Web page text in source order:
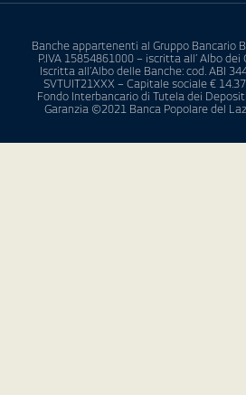
Banche appartenenti al Gruppo Bancario
P.IVA 15854861000 – iscritta all’ Albo
Iscritta all’Albo delle Banche: cod. ABI
SVTUIT21XXX – Capitale sociale €
Fondo Interbancario di Tutela dei
Garanzia ©2021 Banca Popolare del